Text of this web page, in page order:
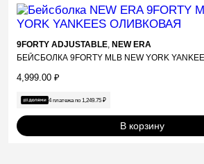
9FORTY ADJUSTABLE, NEW ERA
БЕЙСБОЛКА 9FORTY MLB NEW YORK
4,999.00 ₽
4 платежа по 1,249.75 ₽
В корзину